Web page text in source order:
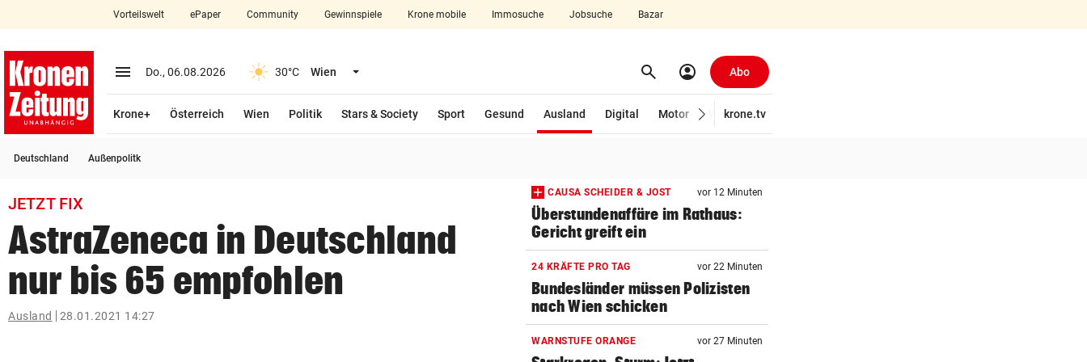
closeSchließen
account_circle Anmelden
arrow_right
Suchbegriff
eingeben
Vorteilswelt ePaper Community Gewinnspiele Krone mobile Immosuche Jobsuche Bazar
menu Menü aufklappen
Do., 06.08.2026 30°C Wien Menü aufklappen search Suchen
account_circle Abo
Krone+ Österreich Wien Politik Stars & Society Sport Gesund Ausland
Digital
Motor Wirtschaft
krone.tv
Deutschland Außenpolitk
JETZT FIX
AstraZeneca in Deutschland
nur bis 65 empfohlen
Ausland 28.01.2021 14:27
CAUSA SCHEIDER & JOST vor 12 Minuten
Überstundenaffäre im Rathaus:
Gericht greift ein
24 KRÄFTE PRO TAG vor 22 Minuten
Bundesländer müssen Polizisten
nach Wien schicken
WARNSTUFE ORANGE vor 27 Minuten